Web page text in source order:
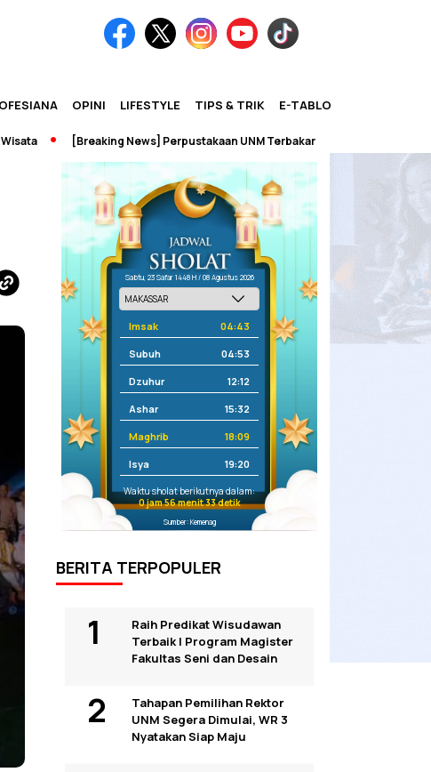
OPINI LIFESTYLE TIPS & TRIK E-TABLOID
[Breaking News] Perpustakaan UNM Terbakar
Sabtu, 23 Safar 1448 H / 08 Agustus 2026
Imsak 04:43
Subuh 04:53
Dzuhur 12:12
Ashar 15:32
Maghrib 18:09
Isya 19:20
Waktu sholat berikutnya dalam:
0 jam 56 menit 32 detik
Sumber: Kemenag
BERITA TERPOPULER
Raih Predikat Wisudawan
Terbaik I Program Magister
Fakultas Seni dan Desain
Tahapan Pemilihan Rektor
UNM Segera Dimulai, WR 3
Nyatakan Siap Maju